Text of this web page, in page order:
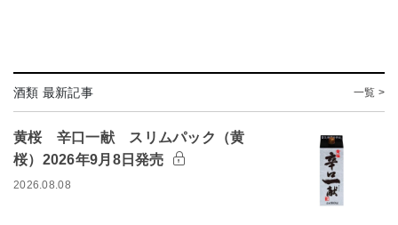
酒類 最新記事 一覧 >
黄桜 辛口一献 スリムパック（黄
桜）2026年9月8日発売
2026.08.08